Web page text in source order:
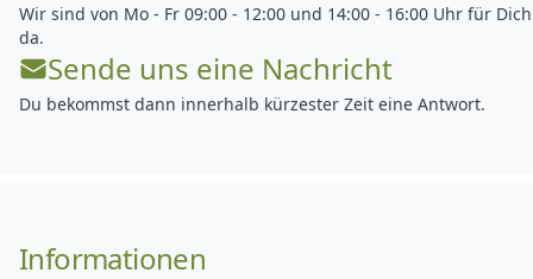
Wir sind von Mo - Fr 09:00 - 12:00 und 14:00 - 16:00 Uhr für Dich
da.
Sende uns eine Nachricht
Du bekommst dann innerhalb kürzester Zeit eine Antwort.
Informationen